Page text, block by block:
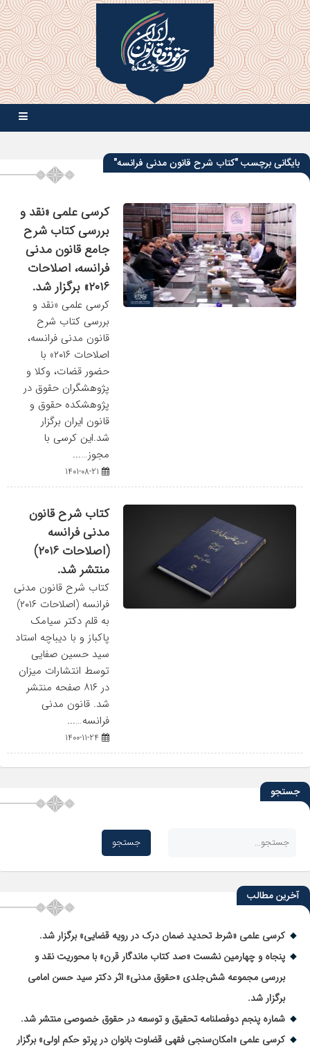
بایگانی برچسب "کتاب شرح قانون مدنی فرانسه"
کرسی علمی «نقد و
بررسی کتاب شرح
جامع قانون مدنی
فرانسه، اصلاحات
۲۰۱۶» برگزار شد.
کرسی علمی «نقد و
بررسی کتاب شرح
قانون مدنی فرانسه،
اصلاحات ۲۰۱۶» با
حضور قضات، وکلا و
پژوهشگران حقوق در
پژوهشکده حقوق و
قانون ایران برگزار
شد.این کرسی با
مجوز…...
کتاب شرح قانون
مدنی فرانسه
(اصلاحات ۲۰۱۶)
منتشر شد.
کتاب شرح قانون مدنی
فرانسه (اصلاحات ۲۰۱۶)
به قلم دکتر سیامک
پاکباز و با دیباچه استاد
سید حسین صفایی
توسط انتشارات میزان
در ۸۱۶ صفحه منتشر
شد. قانون مدنی
فرانسه…...
جستجو
آخرین مطالب
کرسی علمی «شرط تحدید ضمان درک در رویه قضایی» برگزار شد.
پنجاه و چهارمین نشست «صد کتاب ماندگار قرن» با محوریت نقد و
بررسی مجموعه شش‌جلدی «حقوق مدنی» اثر دکتر سید حسن امامی
برگزار شد.
شماره پنجم دوفصلنامه تحقیق و توسعه در حقوق خصوصی منتشر شد.
کرسی علمی «امکان‌سنجی فقهی قضاوت بانوان در پرتو حکم اولی» برگزار